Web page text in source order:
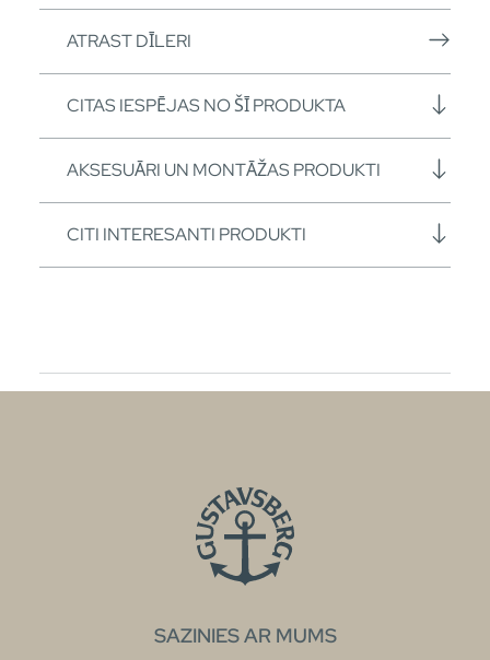
ATRAST DĪLERI
CITAS IESPĒJAS NO ŠĪ PRODUKTA
AKSESUĀRI UN MONTĀŽAS PRODUKTI
CITI INTERESANTI PRODUKTI
SAZINIES AR MUMS